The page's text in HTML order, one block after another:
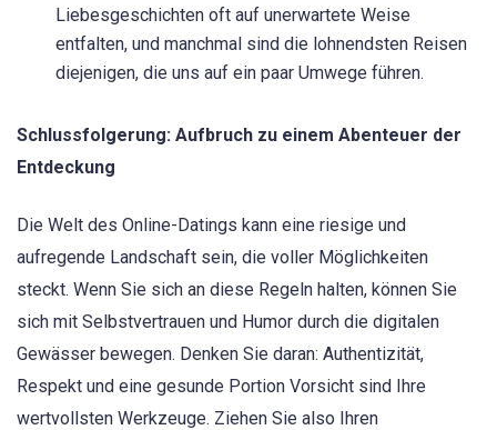
Liebesgeschichten oft auf unerwartete Weise
entfalten, und manchmal sind die lohnendsten Reisen
diejenigen, die uns auf ein paar Umwege führen.
Schlussfolgerung: Aufbruch zu einem Abenteuer der
Entdeckung
Die Welt des Online-Datings kann eine riesige und
aufregende Landschaft sein, die voller Möglichkeiten
steckt. Wenn Sie sich an diese Regeln halten, können Sie
sich mit Selbstvertrauen und Humor durch die digitalen
Gewässer bewegen. Denken Sie daran: Authentizität,
Respekt und eine gesunde Portion Vorsicht sind Ihre
wertvollsten Werkzeuge. Ziehen Sie also Ihren